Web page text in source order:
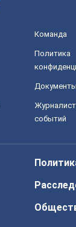
Команда
Политика
Документы
событий